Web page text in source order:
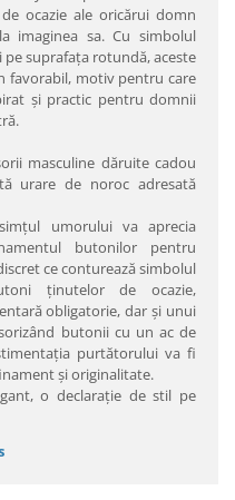
ocazie ale oricărui domn
imaginea sa. Cu simbolul
suprafaţa rotundă, aceste
favorabil, motiv pentru care
şi practic pentru domnii
masculine dăruite cadou
urare de noroc adresată
umorului va aprecia
butonilor pentru
ce conturează simbolul
ţinutelor de ocazie,
obligatorie, dar şi unui
butonii cu un ac de
purtătorului va fi
şi originalitate.
o declaraţie de stil pe